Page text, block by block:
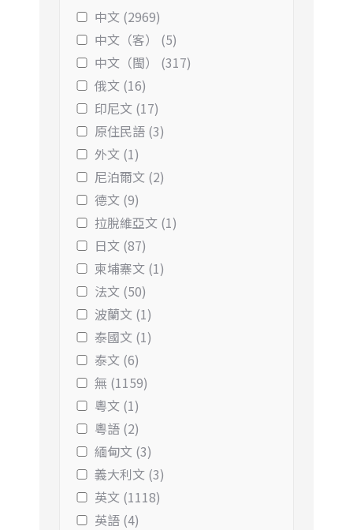
中文 (2969)
中文（客） (5)
中文（閩） (317)
俄文 (16)
印尼文 (17)
原住民語 (3)
外文 (1)
尼泊爾文 (2)
德文 (9)
拉脫維亞文 (1)
日文 (87)
柬埔寨文 (1)
法文 (50)
波蘭文 (1)
泰國文 (1)
泰文 (6)
無 (1159)
粵文 (1)
粵語 (2)
緬甸文 (3)
義大利文 (3)
英文 (1118)
英語 (4)